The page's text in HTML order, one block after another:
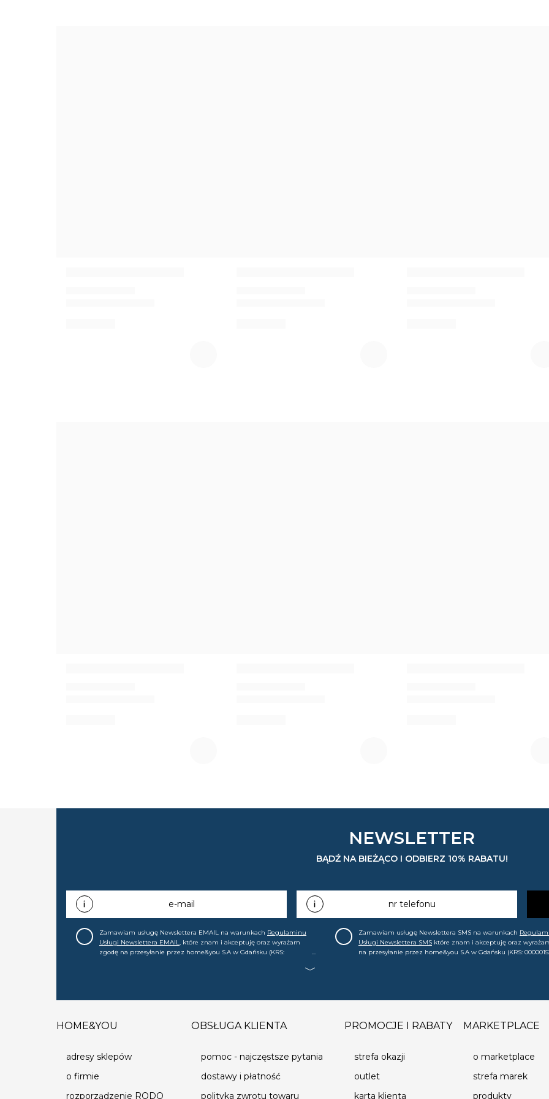
NEWSLETTER
BĄDŹ NA BIEŻĄCO I ODBIERZ 10% RABATU!
e-mail
Zamawiam usługę Newslettera EMAIL na warunkach Regulaminu
Usługi Newslettera EMAIL, które znam i akceptuję oraz wyrażam
zgodę na przesyłanie przez home&you S.A w Gdańsku (KRS:
nowościach, ofertach, promocjach, wyprzedażach). Wiem, że mogę tę
nr telefonu
Zamawiam usługę Newslettera SMS na warunkach
Usługi Newslettera SMS które znam i akceptuję oraz
na przesyłanie przez home&you S.A w Gdańsku (KRS:
promocjach, wyprzedażach). Wiem, że mogę tę zgodę w
HOME&YOU
adresy sklepów
o firmie
rozporządzenie RODO
OBSŁUGA KLIENTA
pomoc - najczęstsze pytania
dostawy i płatność
polityka zwrotu towaru
PROMOCJE I RABATY
strefa okazji
outlet
karta klienta
MARKETPLACE
o marketplace
strefa marek
produkty